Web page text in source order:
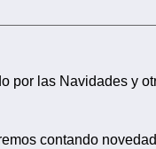
por las Navidades y
contando